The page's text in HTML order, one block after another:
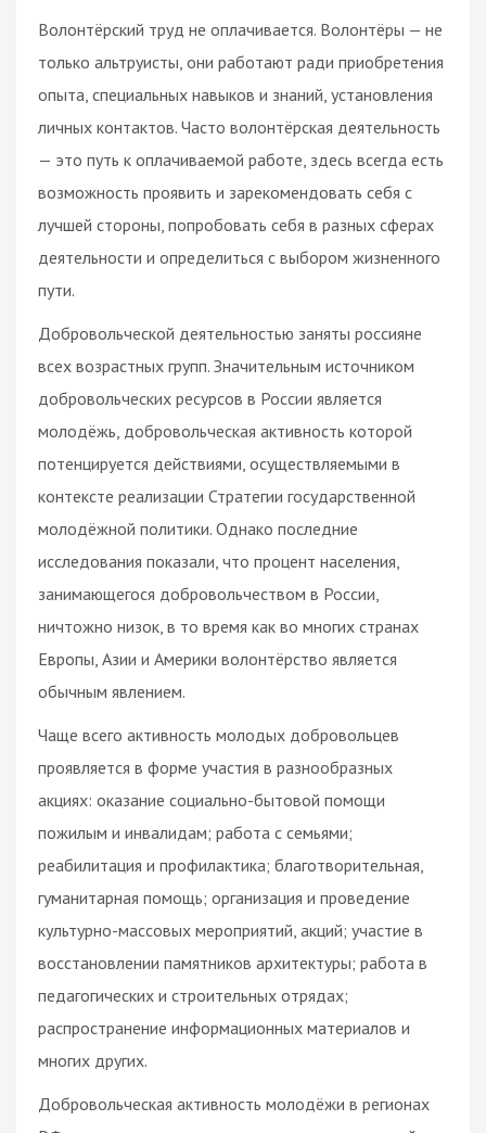
Волонтёрский труд не оплачивается. Волонтёры — не
только альтруисты, они работают ради приобретения
опыта, специальных навыков и знаний, установления
личных контактов. Часто волонтёрская деятельность
— это путь к оплачиваемой работе, здесь всегда есть
возможность проявить и зарекомендовать себя с
лучшей стороны, попробовать себя в разных сферах
деятельности и определиться с выбором жизненного
пути.
Добровольческой деятельностью заняты россияне
всех возрастных групп. Значительным источником
добровольческих ресурсов в России является
молодёжь, добровольческая активность которой
потенцируется действиями, осуществляемыми в
контексте реализации Стратегии государственной
молодёжной политики. Однако последние
исследования показали, что процент населения,
занимающегося добровольчеством в России,
ничтожно низок, в то время как во многих странах
Европы, Азии и Америки волонтёрство является
обычным явлением.
Чаще всего активность молодых добровольцев
проявляется в форме участия в разнообразных
акциях: оказание социально-бытовой помощи
пожилым и инвалидам; работа с семьями;
реабилитация и профилактика; благотворительная,
гуманитарная помощь; организация и проведение
культурно-массовых мероприятий, акций; участие в
восстановлении памятников архитектуры; работа в
педагогических и строительных отрядах;
распространение информационных материалов и
многих других.
Добровольческая активность молодёжи в регионах